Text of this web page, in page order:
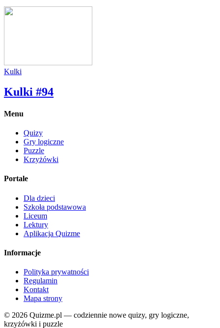
Kulki
Kulki #94
Menu
Quizy
Gry logiczne
Puzzle
Krzyżówki
Portale
Dla dzieci
Szkoła podstawowa
Liceum
Lektury
Aplikacja Quizme
Informacje
Polityka prywatności
Regulamin
Kontakt
Mapa strony
© 2026 Quizme.pl — codziennie nowe quizy, gry logiczne,
krzyżówki i puzzle